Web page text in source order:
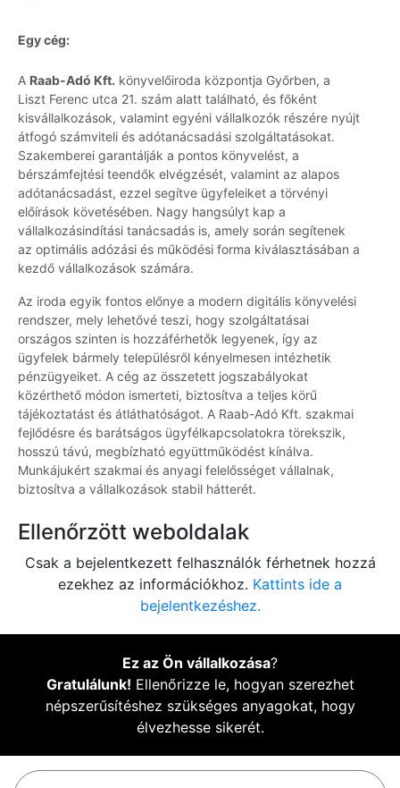
Egy cég:
A Raab-Adó Kft. könyvelőiroda központja Győrben, a
Liszt Ferenc utca 21. szám alatt található, és főként
kisvállalkozások, valamint egyéni vállalkozók részére nyújt
átfogó számviteli és adótanácsadási szolgáltatásokat.
Szakemberei garantálják a pontos könyvelést, a
bérszámfejtési teendők elvégzését, valamint az alapos
adótanácsadást, ezzel segítve ügyfeleiket a törvényi
előírások követésében. Nagy hangsúlyt kap a
vállalkozásindítási tanácsadás is, amely során segítenek
az optimális adózási és működési forma kiválasztásában a
kezdő vállalkozások számára.
Az iroda egyik fontos előnye a modern digitális könyvelési
rendszer, mely lehetővé teszi, hogy szolgáltatásai
országos szinten is hozzáférhetők legyenek, így az
ügyfelek bármely településről kényelmesen intézhetik
pénzügyeiket. A cég az összetett jogszabályokat
közérthető módon ismerteti, biztosítva a teljes körű
tájékoztatást és átláthatóságot. A Raab-Adó Kft. szakmai
fejlődésre és barátságos ügyfélkapcsolatokra törekszik,
hosszú távú, megbízható együttműködést kínálva.
Munkájukért szakmai és anyagi felelősséget vállalnak,
biztosítva a vállalkozások stabil hátterét.
Ellenőrzött weboldalak
Csak a bejelentkezett felhasználók férhetnek hozzá
ezekhez az információkhoz. Kattints ide a
bejelentkezéshez.
Ez az Ön vállalkozása?
Gratulálunk! Ellenőrizze le, hogyan szerezhet
népszerűsítéshez szükséges anyagokat, hogy
élvezhesse sikerét.